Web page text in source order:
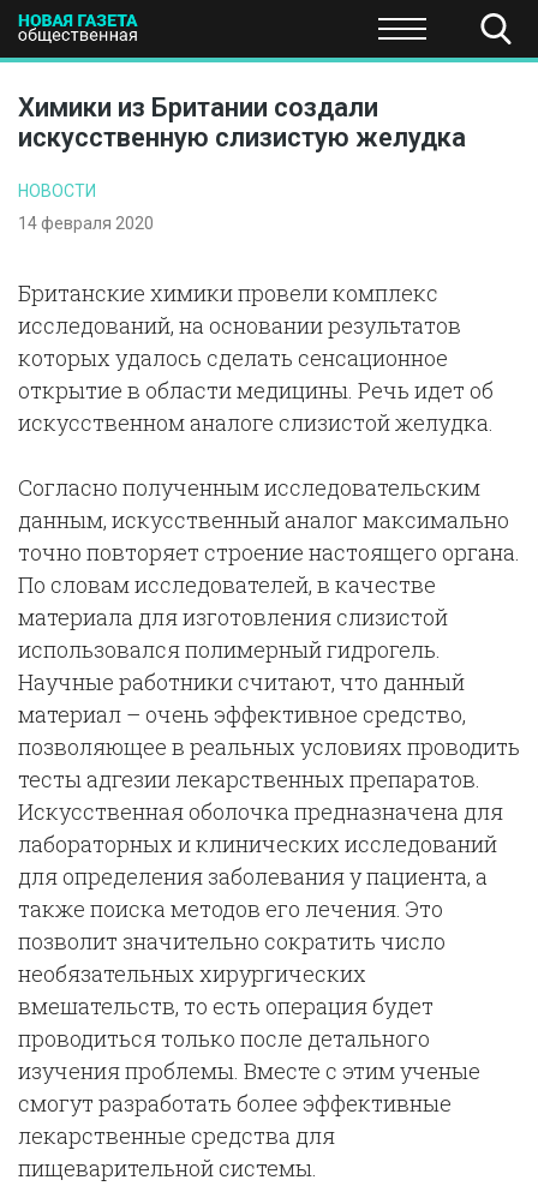
ПОЛИТИКА ЭКОНОМИКА НАУКА И
Химики из Британии создали
искусственную слизистую желудка
НОВОСТИ
14 февраля 2020
Британские химики провели комплекс
исследований, на основании результатов
которых удалось сделать сенсационное
открытие в области медицины. Речь идет об
искусственном аналоге слизистой желудка.
Согласно полученным исследовательским
данным, искусственный аналог максимально
точно повторяет строение настоящего органа.
По словам исследователей, в качестве
материала для изготовления слизистой
использовался полимерный гидрогель.
Научные работники считают, что данный
материал – очень эффективное средство,
позволяющее в реальных условиях проводить
тесты адгезии лекарственных препаратов.
Искусственная оболочка предназначена для
лабораторных и клинических исследований
для определения заболевания у пациента, а
также поиска методов его лечения. Это
позволит значительно сократить число
необязательных хирургических
вмешательств, то есть операция будет
проводиться только после детального
изучения проблемы. Вместе с этим ученые
смогут разработать более эффективные
лекарственные средства для
пищеварительной системы.